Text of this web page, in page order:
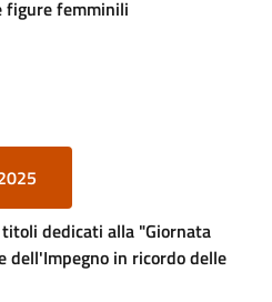
figure femminili
dedicati alla "Giornata
dell'Impegno in ricordo delle